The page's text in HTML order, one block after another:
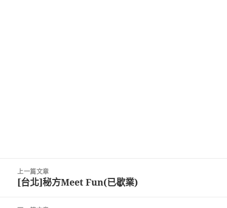
上一篇文章
上
[台北]秘方Meet Fun(已歇業)